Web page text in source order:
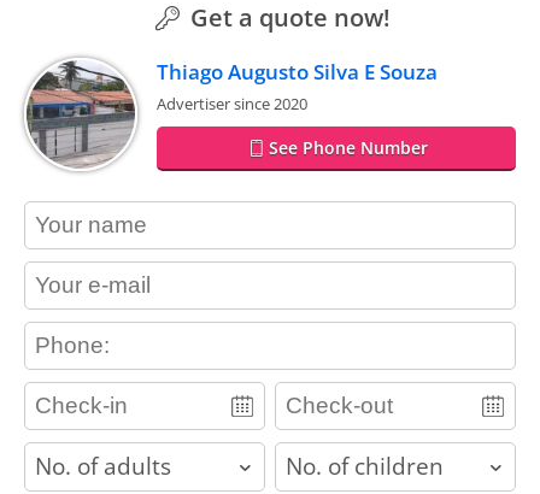
Get a quote now!
Thiago Augusto Silva E Souza
Advertiser since 2020
See Phone Number
contact_name
contact_email
contact_phone
adults children